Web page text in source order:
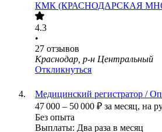
КМК (КРАСНОДАРСКАЯ
4.3
•
27 отзывов
Краснодар, р-н Центральный
Откликнуться
Медицинский регистратор /
47 000 – 50 000 ₽ за месяц, на
Без опыта
Выплаты: Два раза в месяц